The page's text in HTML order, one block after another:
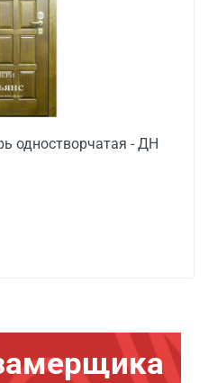
одностворчатая - ДН